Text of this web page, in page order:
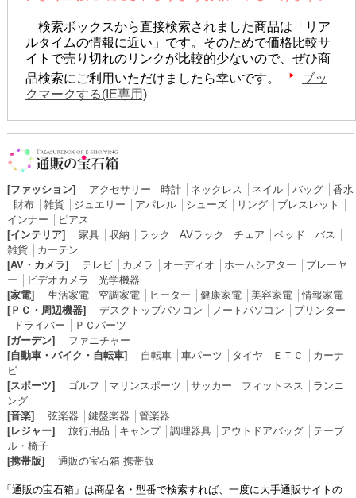
検索ボックスから直接検索されました商品は「リア
ルタイムの情報に近い」です。そのためで価格比較サ
イトで売り切れのリンクが比較的少ないので、ぜひ商
品検索にご利用いただけましたら幸いです。
ブッ
クマークする(IE専用)
[ファッション] アクセサリー 時計 ネックレス ネイル │バッグ │香水
財布 │雑貨 ジュエリー アパレル シューズ リング ブレスレット
インナー
ピアス
[インテリア]
家具 収納 ラック │AVラック │チェア │ベッド │バス
雑貨
カーテン
[AV・カメラ]
テレビ カメラ オーディオ │ホームシアター
プレーヤ
ー
ビデオカメラ │光学機器
[家電]
生活家電 空調家電 ヒーター │健康家電 美容家電 │情報家電
[ＰＣ・周辺機器]
デスクトップパソコン ノートパソコン
プリンター
ドライバー
ＰＣパーツ
[ガーデン]
ファニチャー
[自動車・バイク・自転車]
自転車 │車パーツ タイヤ ＥＴＣ
カーナ
ビ
[スポーツ]
ゴルフ マリンスポーツ │サッカー フィットネス
ランニ
ング
[音楽]
弦楽器 │鍵盤楽器 │管楽器
[レジャー]
旅行用品 キャンプ│調理器具 アウトドアバッグ
テーブ
ル・椅子
[携帯版]
通販の宝石箱 携帯版
「通販の宝石箱」は商品名・型番で検索すれば、一度に大手通販サイトの